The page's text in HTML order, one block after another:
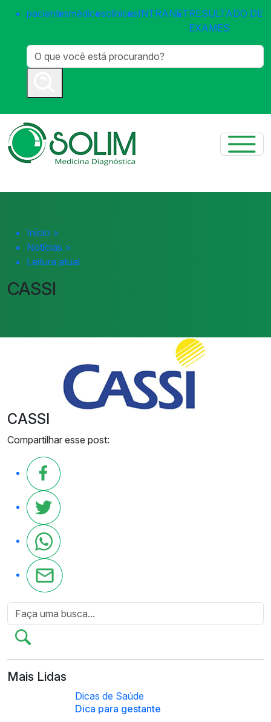
pacientesmédicosclínicasINTRANETRESULTADO DE
EXAMES
Início >
Notícias >
Leitura atual
CASSI
CASSI
Compartilhar esse post:
Mais Lidas
Dicas de Saúde
Dica para gestante